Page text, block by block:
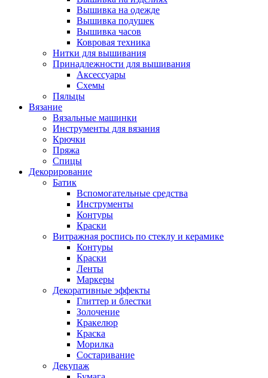
Вышивка на одежде
Вышивка подушек
Вышивка часов
Ковровая техника
Нитки для вышивания
Принадлежности для вышивания
Аксессуары
Схемы
Пяльцы
Вязание
Вязальные машинки
Инструменты для вязания
Крючки
Пряжа
Спицы
Декорирование
Батик
Вспомогательные средства
Инструменты
Контуры
Краски
Витражная роспись по стеклу и керамике
Контуры
Краски
Ленты
Маркеры
Декоративные эффекты
Глиттер и блестки
Золочение
Кракелюр
Краска
Морилка
Состаривание
Декупаж